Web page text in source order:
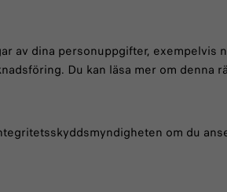
av dina personuppgifter,
Du kan läsa mer om denna
om du